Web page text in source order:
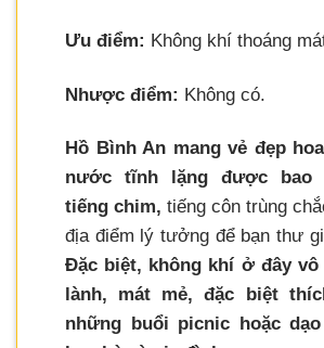
Ưu điểm: Không khí thoáng
Nhược điểm: Không có.
Hồ Bình An mang vẻ đẹp
nước tĩnh lặng được bao
tiếng chim, tiếng côn trùng
địa điểm lý tưởng để bạn thư
Đặc biệt, không khí ở đây vô
lành, mát mẻ, đặc biệt
những buổi picnic hoặc